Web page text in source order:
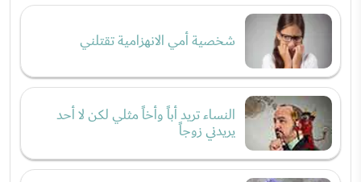
شخصية أمي الانهزامية تقتلني
النساء تريد أباً وأخاً مثلي لكن لا أحد
يريدني زوجاً